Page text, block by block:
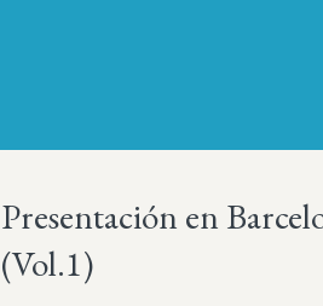
Presentación en
(Vol.1)